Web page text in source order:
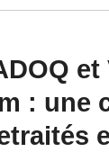
et
: une